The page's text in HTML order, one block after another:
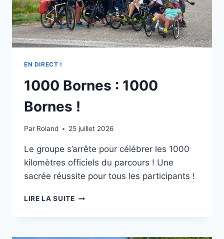
EN DIRECT !
1000 Bornes : 1000
Bornes !
Par Roland 25 juillet 2026
Le groupe s’arrête pour célébrer les 1000
kilomètres officiels du parcours ! Une
sacrée réussite pour tous les participants !
LIRE LA SUITE1000